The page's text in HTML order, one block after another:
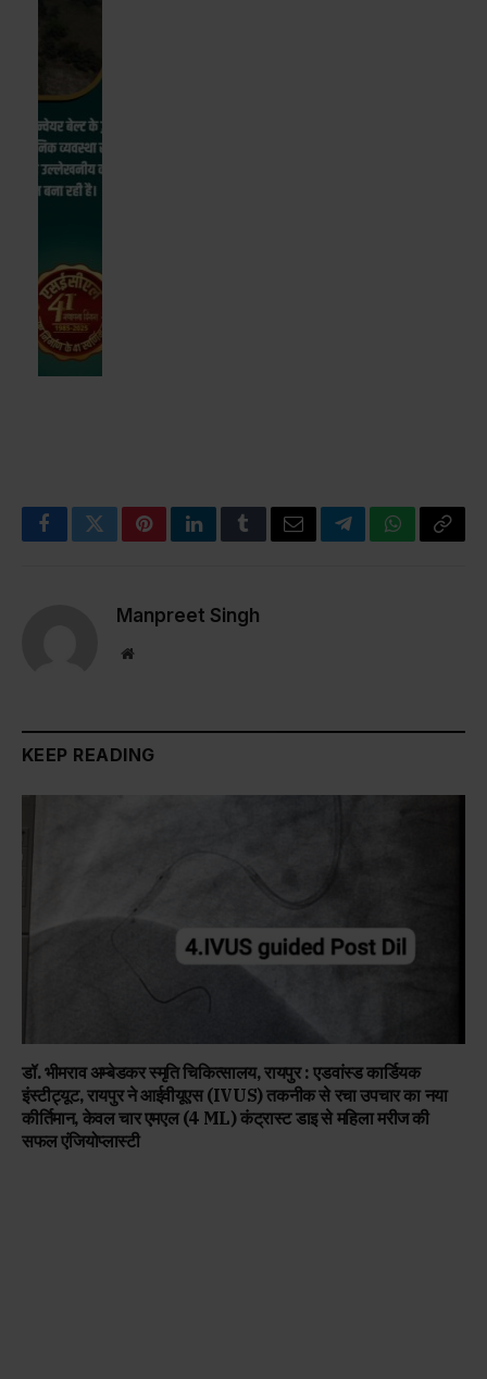
FacebookTwitterPinterestLinkedInTumblrEmailTelegramWhatsApp
Copy
Manpreet Singh
Website
KEEP READING
डॉ. भीमराव अम्बेडकर स्मृति चिकित्सालय, रायपुर : एडवांस्ड कार्डियक
इंस्टीट्यूट, रायपुर ने आईवीयूएस (IVUS) तकनीक से रचा उपचार का नया
कीर्तिमान, केवल चार एमएल (4 ML) कंट्रास्ट डाइ से महिला मरीज की
सफल एंजियोप्लास्टी